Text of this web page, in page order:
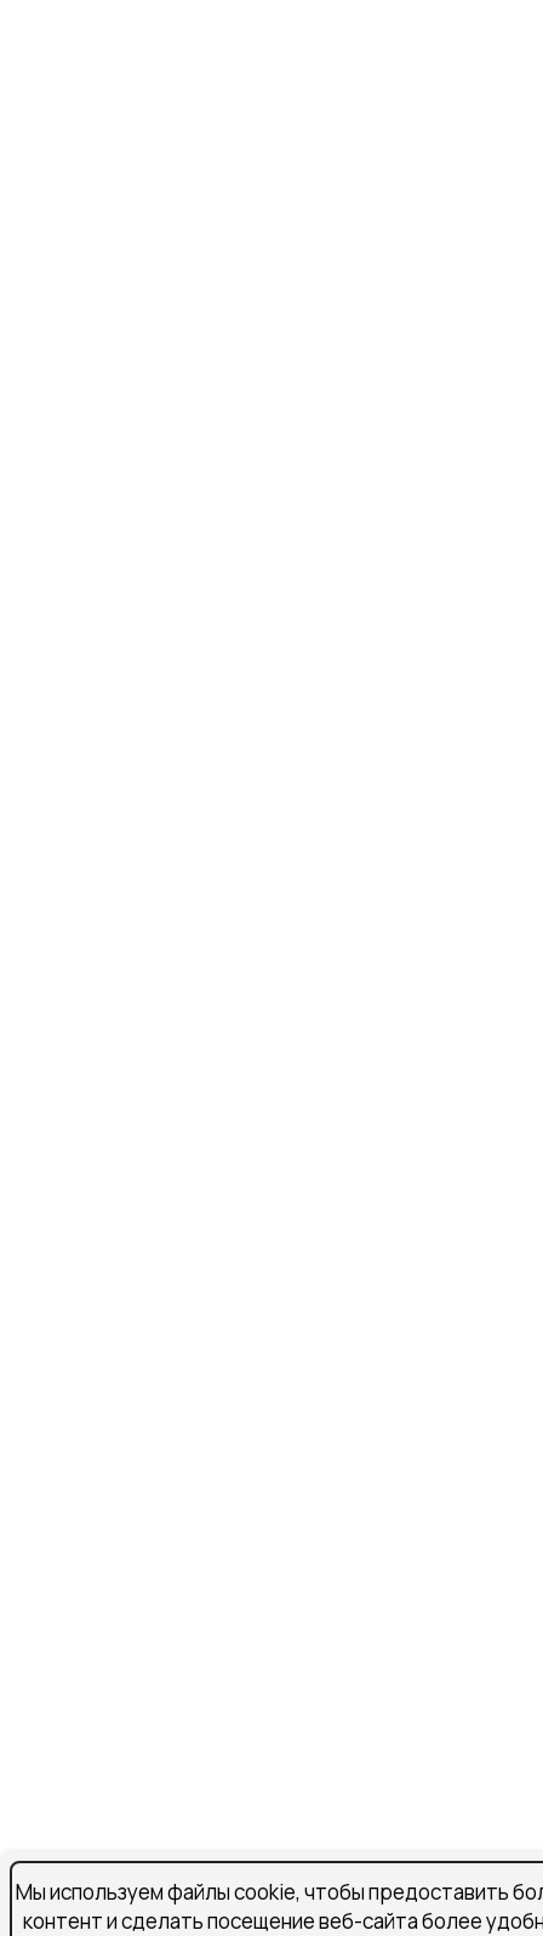
Мы используем файлы cookie, чтобы предоставить
контент и сделать посещение веб-сайта более